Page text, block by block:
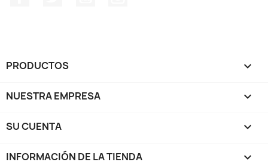
PRODUCTOS 
NUESTRA EMPRESA 
SU CUENTA 
INFORMACIÓN DE LA TIENDA keyboard_arrow_down